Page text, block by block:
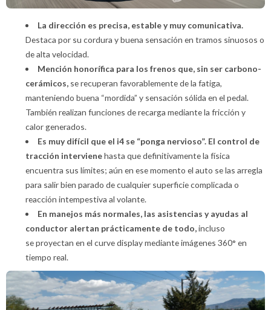
La dirección es precisa, estable y muy comunicativa.
Destaca por su cordura y buena sensación en tramos sinuosos o
de alta velocidad.
Mención honorífica para los frenos que, sin ser carbono-
cerámicos, se recuperan favorablemente de la fatiga,
manteniendo buena “mordida” y sensación sólida en el pedal.
También realizan funciones de recarga mediante la fricción y
calor generados.
Es muy difícil que el i4 se “ponga nervioso”. El control de
tracción intervienehasta que definitivamente la física
encuentra sus límites; aún en ese momento el auto se las arregla
para salir bien parado de cualquier superficie complicada o
reacción intempestiva al volante.
En manejos más normales, las asistencias y ayudas al
conductor alertan prácticamente de todo,incluso
se proyectan en el curve display mediante imágenes 360° en
tiempo real.